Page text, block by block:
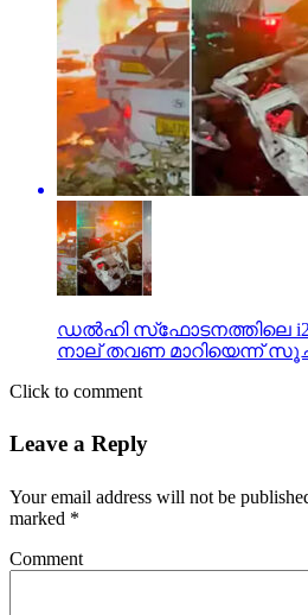
ഡല്‍ഹി സ്‌ഫോടനത്തിലെ i20
നാല് തവണ മാറിയെന്ന്
Click to comment
Leave a Reply
Your email address will not be
marked *
Comment